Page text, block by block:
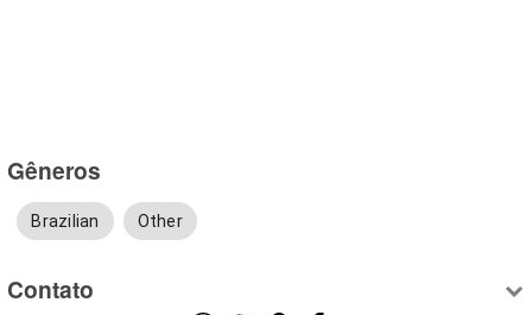
Gêneros
Brazilian Other
Contato